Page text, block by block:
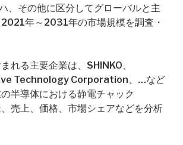
、その他に区分してグローバルと主
年～2031年の市場規模を調査・
れる主要企業は、SHINKO、
Technology Corporation、…など
半導体における静電チャック
、売上、価格、市場シェアなどを分析